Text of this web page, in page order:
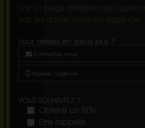
Voir la page détaillée de l'agence
Voir les autres biens de l'agence
Vous désirez en savoir plus ?
Contactez nous
Appeler l'agence
VOUS SOUHAITEZ ?
Obtenir un RDV
Etre rappelé